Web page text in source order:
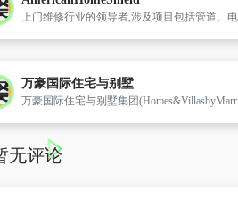
万豪国际住宅与别墅
无评论